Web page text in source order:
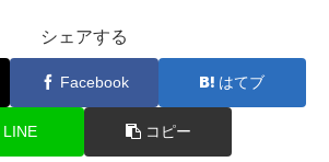
シェアする
Facebook はてブ
LINE コピー